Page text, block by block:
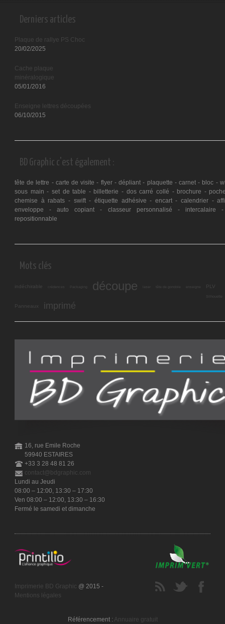
Derniers articles
Plaque de rallye PS Choc
20/02/2025
Cache plaque
minéralogique
05/01/2016
Enseigne lettres découpées
06/10/2015
BD Graphic c'est également :
tête de lettre - carte de visite - flyer - dépliant - plaquette - carnet - bloc -
sous main - set de table - billetterie - dos carré collé - brochure -
chemise à rabats - swift - étiquette adhésive - encart - calendrier -
enveloppe - auto copiant - classeur personnalisé - intercalaire
repositionnable
Mots clés
indéchirable découpe PLV
Panneaux imprimé
16, rue Emile Roche
59940 ESTAIRES
+33 3 28 48 81 26
contact@bdgraphic.com
Lundi au Jeudi
08:00 – 12:00, 13:30 – 17:30
Ven 08:00 – 12:00, 13:30 – 16:30
Fermé le samedi et dimanche
Imprimerie BD Graphic @ 2015 -
Mentions légales
Référencement : Annuaire gratuit